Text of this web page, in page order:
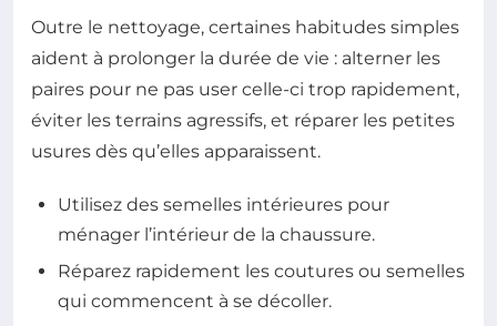
Outre le nettoyage, certaines habitudes simples
aident à prolonger la durée de vie : alterner les
paires pour ne pas user celle-ci trop rapidement,
éviter les terrains agressifs, et réparer les petites
usures dès qu’elles apparaissent.
Utilisez des semelles intérieures pour
ménager l’intérieur de la chaussure.
Réparez rapidement les coutures ou semelles
qui commencent à se décoller.